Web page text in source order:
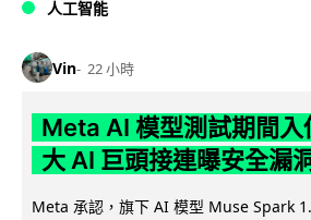
人工智能
Vin 22 小時
Meta AI 模型測試期間入
大 AI 巨頭接連曝安全漏
Meta 承認，旗下 AI 模型 Muse Spark